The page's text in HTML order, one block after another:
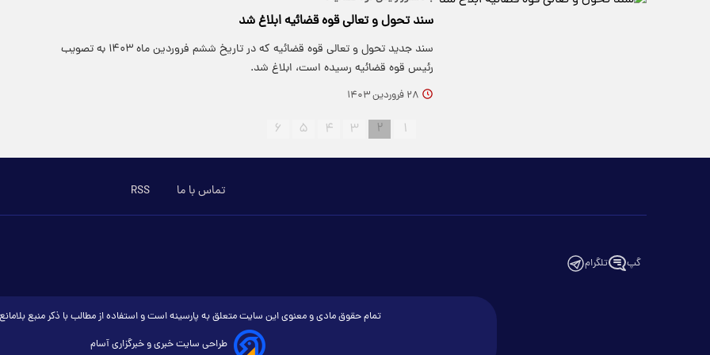
سند تحول و تعالی قوه قضائیه ابلاغ شد
سند جدید تحول و تعالی قوه قضائیه که در تاریخ ششم فروردین ماه ۱۴۰۳ به تصویب
رئیس قوه قضائیه رسیده است، ابلاغ شد.
۲۸ فروردین ۱۴۰۳
۱ ۲ ۳ ۴ ۵ ۶
تماس با ما RSS
گپ تلگرام
تمام حقوق مادی و معنوی این سایت متعلق به پارسینه است و استفاده از مطالب با ذکر منبع
طراحی سایت خبری و خبرگزاری آسام